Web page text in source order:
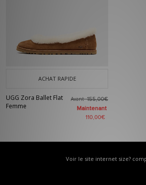
ACHAT RAPIDE
UGG Zora Ballet Flat
Femme
Avant155,00€
Maintenant
110,00€
Voir le site internet size?